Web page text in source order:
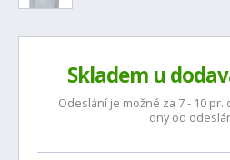
Skladem u
Odeslání je možné za 7 - 10
dny od